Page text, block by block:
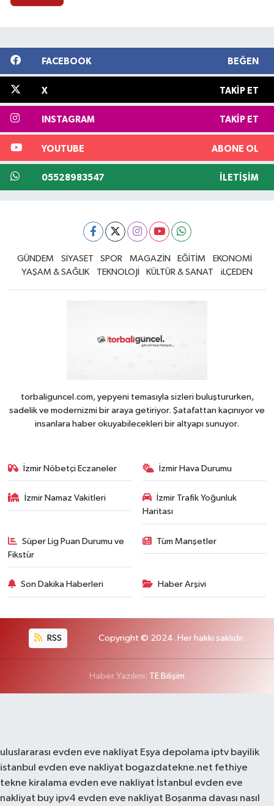
FACEBOOK BEĞEN
X TAKIP ET
INSTAGRAM TAKIP ET
YOUTUBE ABONE OL
05528983547 İLETIŞIM
GÜNDEM SİYASET SPOR MAGAZİN EĞİTİM
EKONOMİ
YAŞAM & SAĞLIK
TEKNOLOJİ KÜLTÜR & SANAT iLÇEDEN
torbaliguncel.com, yepyeni temasıyla sizleri buluştururken,
sadelik ve modernizmi bir araya getiriyor. Şatafattan kaçınıyor ve
insanlara haber okuyabilecekleri bir altyapı sunuyor.
İzmir Nöbetçi Eczaneler İzmir Hava Durumu
İzmir Namaz Vakitleri
İzmir Trafik Yoğunluk
Haritası
Süper Lig Puan Durumu ve
Fikstür
Tüm Manşetler
Son Dakika Haberleri Haber Arşivi
RSS Copyright © 2024. Her hakkı saklıdır.
Haber Yazılımı: TE Bilişim
uluslararası evden eve nakliyat Eşya depolama iptv bayilik
istanbul evden eve nakliyat bogazdatekne.net fethiye
tekne kiralama evden eve nakliyat İstanbul evden eve
nakliyat buy ipv4 evden eve nakliyat Boşanma davası nasıl